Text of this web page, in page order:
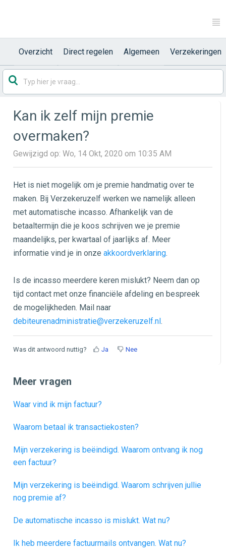
Overzicht Direct regelen Algemeen Verzekeringen
Kan ik zelf mijn premie
overmaken?
Gewijzigd op: Wo, 14 Okt, 2020 om 10:35 AM
Het is niet mogelijk om je premie handmatig over te
maken. Bij Verzekeruzelf werken we namelijk alleen
met automatische incasso. Afhankelijk van de
betaaltermijn die je koos schrijven we je premie
maandelijks, per kwartaal of jaarlijks af. Meer
informatie vind je in onze akkoordverklaring.
Is de incasso meerdere keren mislukt? Neem dan op
tijd contact met onze financiële afdeling en bespreek
de mogelijkheden. Mail naar
debiteurenadministratie@verzekeruzelf.nl.
Was dit antwoord nuttig? Ja Nee
Meer vragen
Waar vind ik mijn factuur?
Waarom betaal ik transactiekosten?
Mijn verzekering is beëindigd. Waarom ontvang ik nog
een factuur?
Mijn verzekering is beëindigd. Waarom schrijven jullie
nog premie af?
De automatische incasso is mislukt. Wat nu?
Ik heb meerdere factuurmails ontvangen. Wat nu?